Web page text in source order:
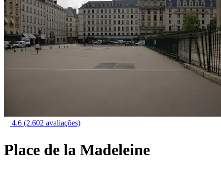
4.6 (2.602 avaliações)
Place de la Madeleine